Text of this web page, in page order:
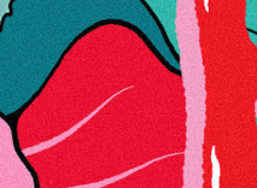
Lisa soovinimekirja
Lisainfo
Lisainfo Jah